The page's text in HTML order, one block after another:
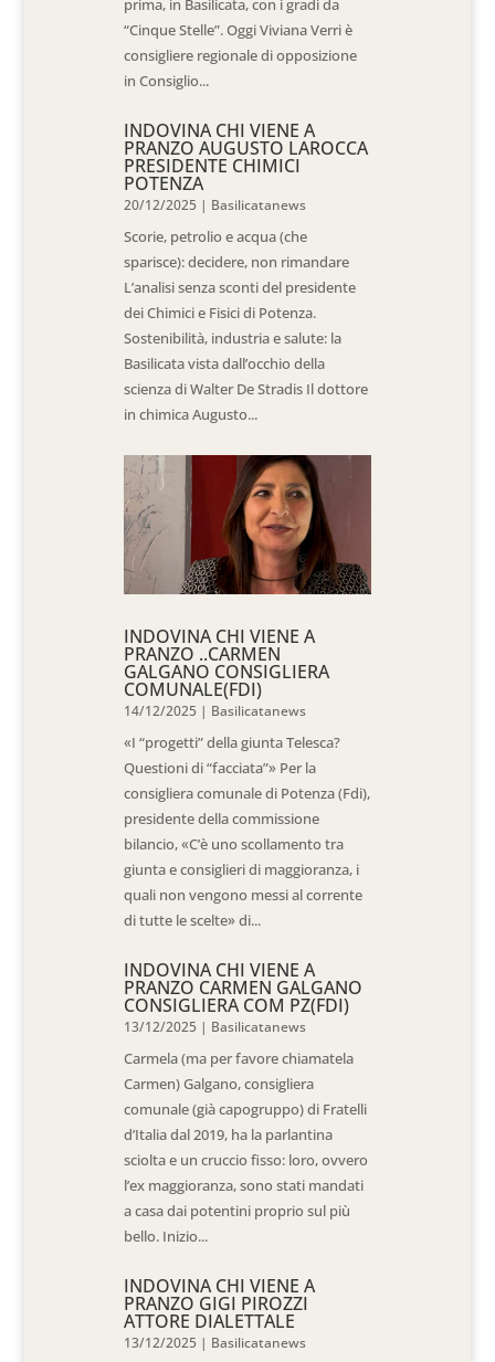
prima, in Basilicata, con i gradi da
“Cinque Stelle”. Oggi Viviana Verri è
consigliere regionale di opposizione
in Consiglio...
INDOVINA CHI VIENE A
PRANZO AUGUSTO LAROCCA
PRESIDENTE CHIMICI
POTENZA
20/12/2025 | Basilicatanews
Scorie, petrolio e acqua (che
sparisce): decidere, non rimandare
L’analisi senza sconti del presidente
dei Chimici e Fisici di Potenza.
Sostenibilità, industria e salute: la
Basilicata vista dall’occhio della
scienza di Walter De Stradis Il dottore
in chimica Augusto...
INDOVINA CHI VIENE A
PRANZO ..CARMEN
GALGANO CONSIGLIERA
COMUNALE(FDI)
14/12/2025 | Basilicatanews
«I “progetti” della giunta Telesca?
Questioni di “facciata”» Per la
consigliera comunale di Potenza (Fdi),
presidente della commissione
bilancio, «C’è uno scollamento tra
giunta e consiglieri di maggioranza, i
quali non vengono messi al corrente
di tutte le scelte» di...
INDOVINA CHI VIENE A
PRANZO CARMEN GALGANO
CONSIGLIERA COM PZ(FDI)
13/12/2025 | Basilicatanews
Carmela (ma per favore chiamatela
Carmen) Galgano, consigliera
comunale (già capogruppo) di Fratelli
d’Italia dal 2019, ha la parlantina
sciolta e un cruccio fisso: loro, ovvero
l’ex maggioranza, sono stati mandati
a casa dai potentini proprio sul più
bello. Inizio...
INDOVINA CHI VIENE A
PRANZO GIGI PIROZZI
ATTORE DIALETTALE
13/12/2025 | Basilicatanews